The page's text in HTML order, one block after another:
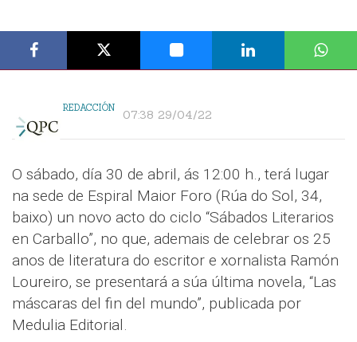
REDACCIÓN 07:38 29/04/22
O sábado, día 30 de abril, ás 12:00 h., terá lugar
na sede de Espiral Maior Foro (Rúa do Sol, 34,
baixo) un novo acto do ciclo “Sábados Literarios
en Carballo”, no que, ademais de celebrar os 25
anos de literatura do escritor e xornalista Ramón
Loureiro, se presentará a súa última novela, “Las
máscaras del fin del mundo”, publicada por
Medulia Editorial.